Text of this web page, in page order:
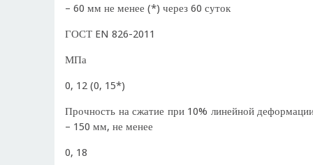
– 60 мм не менее (*) через 60 суток
ГОСТ EN 826-2011
МПа
0, 12 (0, 15*)
Прочность на сжатие при 10% линейной
– 150 мм, не менее
0, 18